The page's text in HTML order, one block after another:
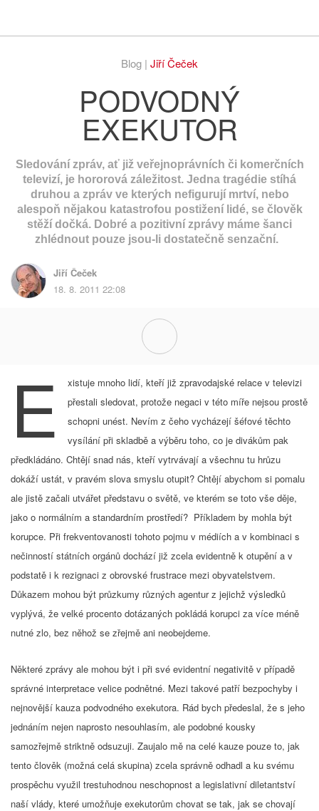
Blog | Jiří Čeček
PODVODNÝ
EXEKUTOR
Sledování zpráv, ať již veřejnoprávních či komerčních
televizí, je hororová záležitost. Jedna tragédie stíhá
druhou a zpráv ve kterých nefigurují mrtví, nebo
alespoň nějakou katastrofou postižení lidé, se člověk
stěží dočká. Dobré a pozitivní zprávy máme šanci
zhlédnout pouze jsou-li dostatečně senzační.
Jiří Čeček
18. 8. 2011 22:08
E
xistuje mnoho lidí, kteří již zpravodajské relace v televizi
přestali sledovat, protože negaci v této míře nejsou prostě
schopni unést. Nevím z čeho vycházejí šéfové těchto
vysílání při skladbě a výběru toho, co je divákům pak
předkládáno. Chtějí snad nás, kteří vytrvávají a všechnu tu hrůzu
dokáží ustát, v pravém slova smyslu otupit? Chtějí abychom si pomalu
ale jistě začali utvářet představu o světě, ve kterém se toto vše děje,
jako o normálním a standardním prostředí? Příkladem by mohla být
korupce. Při frekventovanosti tohoto pojmu v médiích a v kombinaci s
nečinností státních orgánů dochází již zcela evidentně k otupění a v
podstatě i k rezignaci z obrovské frustrace mezi obyvatelstvem.
Důkazem mohou být průzkumy různých agentur z jejichž výsledků
vyplývá, že velké procento dotázaných pokládá korupci za více méně
nutné zlo, bez něhož se zřejmě ani neobejdeme.
Některé zprávy ale mohou být i při své evidentní negativitě v případě
správné interpretace velice podnětné. Mezi takové patří bezpochyby i
nejnovější kauza podvodného exekutora. Rád bych předeslal, že s jeho
jednáním nejen naprosto nesouhlasím, ale podobné kousky
samozřejmě striktně odsuzuji. Zaujalo mě na celé kauze pouze to, jak
tento člověk (možná celá skupina) zcela správně odhadl a ku svému
prospěchu využil trestuhodnou neschopnost a legislativní diletantství
naší vlády, které umožňuje exekutorům chovat se tak, jak se chovají